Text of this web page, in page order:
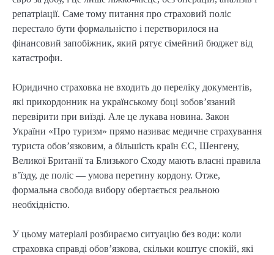
репатріації. Саме тому питання про страховий поліс
перестало бути формальністю і перетворилося на
фінансовий запобіжник, який рятує сімейний бюджет від
катастрофи.
Юридично страховка не входить до переліку документів,
які прикордонник на українському боці зобов’язаний
перевірити при виїзді. Але це лукава новина. Закон
України «Про туризм» прямо називає медичне страхування
туриста обов’язковим, а більшість країн ЄС, Шенгену,
Великої Британії та Близького Сходу мають власні правила
в’їзду, де поліс — умова перетину кордону. Отже,
формальна свобода вибору обертається реальною
необхідністю.
У цьому матеріалі розбираємо ситуацію без води: коли
страховка справді обов’язкова, скільки коштує спокій, які